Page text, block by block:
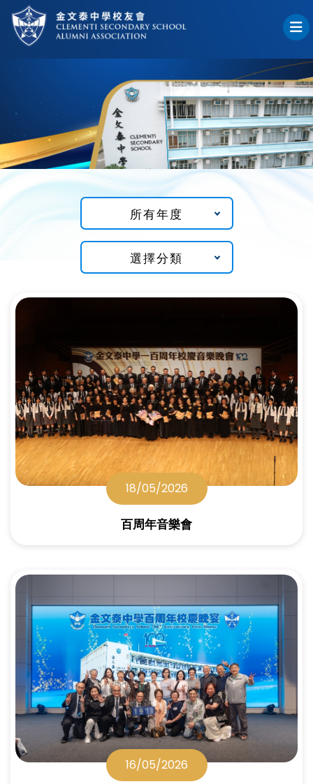
所有年度
選擇分類
18/05/2026
百周年音樂會
16/05/2026